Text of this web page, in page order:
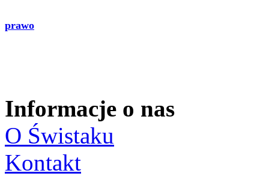
prawo
Informacje o nas
O Świstaku
Kontakt